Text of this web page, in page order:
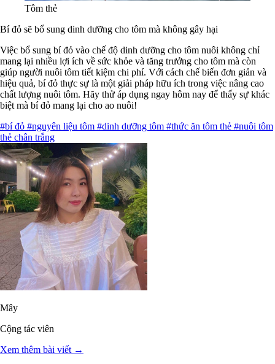
Tôm thẻ
Bí đỏ sẽ bổ sung dinh dưỡng cho tôm mà không gây hại
Việc bổ sung bí đỏ vào chế độ dinh dưỡng cho tôm nuôi không chỉ
mang lại nhiều lợi ích về sức khỏe và tăng trưởng cho tôm mà còn
giúp người nuôi tôm tiết kiệm chi phí. Với cách chế biến đơn giản và
hiệu quả, bí đỏ thực sự là một giải pháp hữu ích trong việc nâng cao
chất lượng nuôi tôm. Hãy thử áp dụng ngay hôm nay để thấy sự khác
biệt mà bí đỏ mang lại cho ao nuôi!
#bí đỏ #nguyên liệu tôm #dinh dưỡng tôm #thức ăn tôm thẻ #nuôi tôm
thẻ chân trắng
Mây
Cộng tác viên
Xem thêm bài viết →